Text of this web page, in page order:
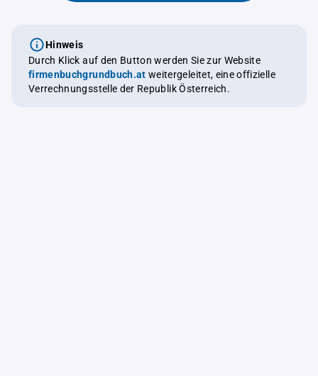
Hinweis
Durch Klick auf den Button werden Sie zur Website
firmenbuchgrundbuch.at weitergeleitet, eine offizielle
Verrechnungsstelle der Republik Österreich.